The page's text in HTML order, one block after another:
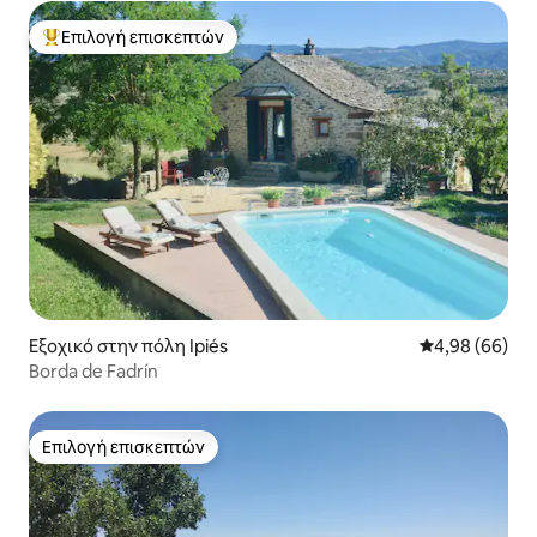
Κορυφαία επιλογή επισκεπτών
Επιλογή επισκεπτών
Εξοχικό στην πόλη Ipiés Μέση
4,98 (66)
Borda de Fadrín
Επιλογή επισκεπτών
Επιλογή επισκεπτών